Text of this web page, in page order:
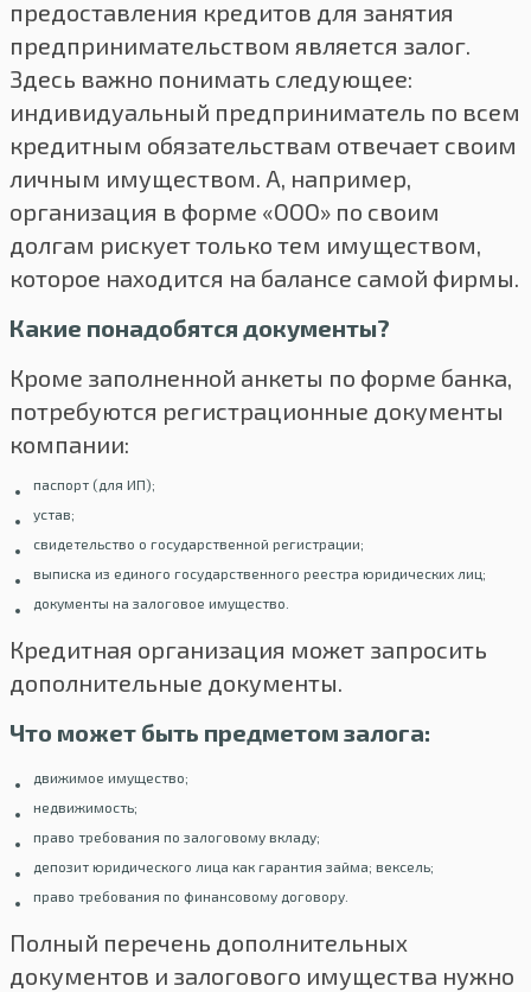
предоставления кредитов для занятия
предпринимательством является залог.
Здесь важно понимать следующее:
индивидуальный предприниматель по всем
кредитным обязательствам отвечает своим
личным имуществом. А, например,
организация в форме «ООО» по своим
долгам рискует только тем имуществом,
которое находится на балансе самой фирмы.
Какие понадобятся документы?
Кроме заполненной анкеты по форме банка,
потребуются регистрационные документы
компании:
паспорт (для ИП);
устав;
свидетельство о государственной регистрации;
выписка из единого государственного реестра юридических лиц;
документы на залоговое имущество.
Кредитная организация может запросить
дополнительные документы.
Что может быть предметом залога:
движимое имущество;
недвижимость;
право требования по залоговому вкладу;
депозит юридического лица как гарантия займа; вексель;
право требования по финансовому договору.
Полный перечень дополнительных
документов и залогового имущества нужно